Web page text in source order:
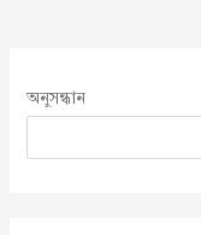
অনুসন্ধান